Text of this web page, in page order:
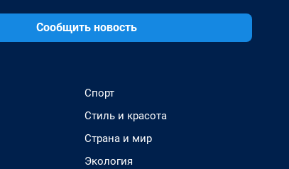
Сообщить новость
Спорт
Стиль и красота
Страна и мир
Экология